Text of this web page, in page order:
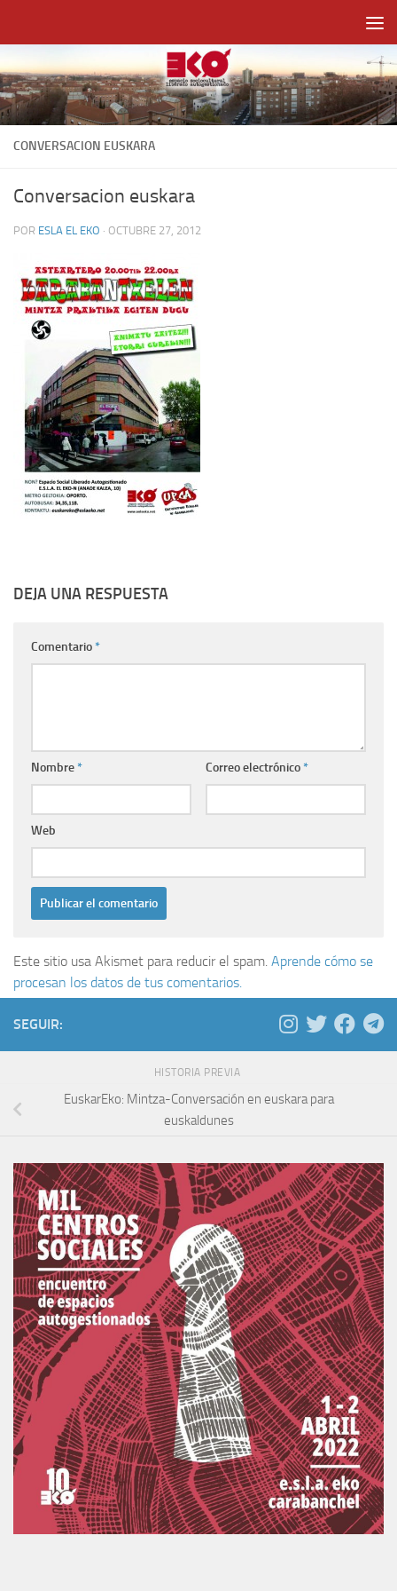
CONVERSACION EUSKARA
Conversacion euskara
POR ESLA EL EKO · OCTUBRE 27, 2012
DEJA UNA RESPUESTA
Comentario*
Nombre* Correo electrónico*
Web
Este sitio usa Akismet para reducir el spam. Aprende cómo se
procesan los datos de tus comentarios.
SEGUIR:
HISTORIA PREVIA
EuskarEko: Mintza-Conversación en euskara para
euskaldunes